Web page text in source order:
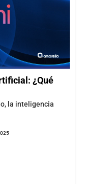
¿Qué
la inteligencia